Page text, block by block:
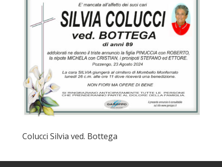
Colucci Silvia ved. Bottega